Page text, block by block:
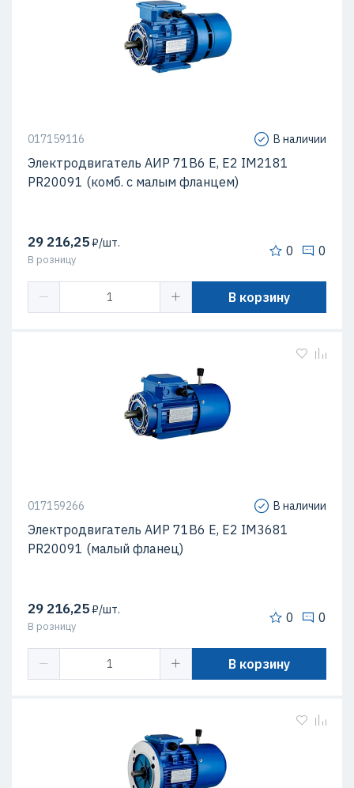
017159116 В наличии
Электродвигатель АИР 71В6 Е, Е2 IM2181
PR20091 (комб. с малым фланцем)
29 216,25₽/шт.
В розницу
0 0
В корзину
017159266 В наличии
Электродвигатель АИР 71В6 Е, Е2 IM3681
PR20091 (малый фланец)
29 216,25₽/шт.
В розницу
0 0
В корзину